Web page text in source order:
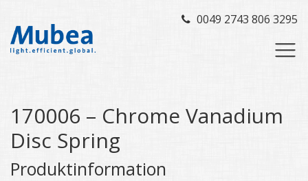
0049 2743 806 3295
170006 – Chrome Vanadium
Disc Spring
Produktinformation